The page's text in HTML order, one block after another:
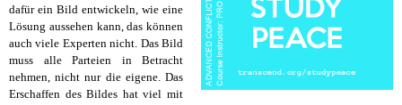
dafür ein Bild entwickeln, wie eine
Lösung aussehen kann, das können
auch viele Experten nicht. Das Bild
muss alle Parteien in Betracht
nehmen, nicht nur die eigene. Das
Erschaffen des Bildes hat viel mit